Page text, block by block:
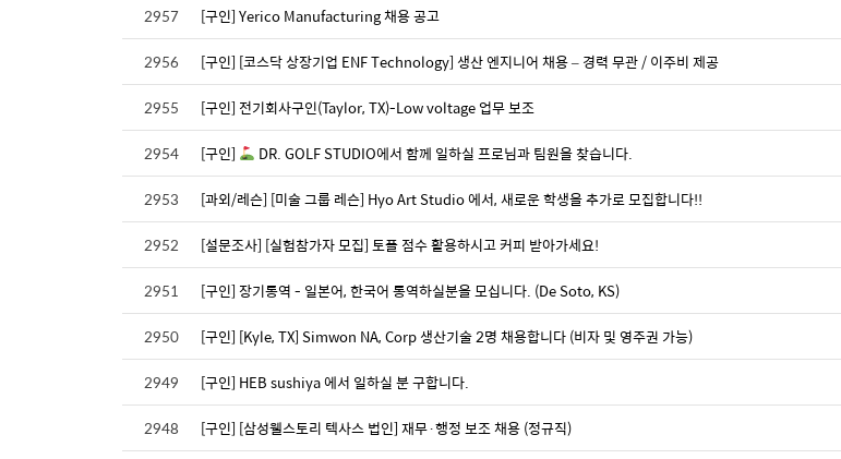
2957
[구인] Yerico Manufacturing 채용 공고
2956
[구인] [코스닥 상장기업 ENF Technology] 생산 엔지니어 채용 – 경력 무관 / 이주비 제공
2955
[구인] 전기회사구인(Taylor, TX)-Low voltage 업무 보조
2954
[구인] DR. GOLF STUDIO에서 함께 일하실 프로님과 팀원을 찾습니다.
2953
[과외/레슨] [미술 그룹 레슨] Hyo Art Studio 에서, 새로운 학생을 추가로 모집합니다!!
2952
[설문조사] [실험참가자 모집] 토플 점수 활용하시고 커피 받아가세요!
2951
[구인] 장기통역 - 일본어, 한국어 통역하실분을 모십니다. (De Soto, KS)
2950
[구인] [Kyle, TX] Simwon NA, Corp 생산기술 2명 채용합니다 (비자 및 영주권 가능)
2949
[구인] HEB sushiya 에서 일하실 분 구합니다.
2948
[구인] [삼성웰스토리 텍사스 법인] 재무·행정 보조 채용 (정규직)